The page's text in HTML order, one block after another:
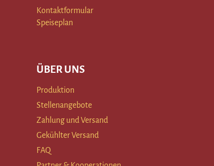
Kontaktformular
Speiseplan
ÜBER UNS
Produktion
Stellenangebote
Zahlung und Versand
Gekühlter Versand
FAQ